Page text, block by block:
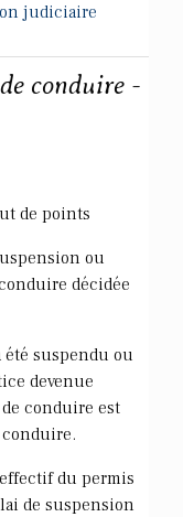
judiciaire
conduire -
de points
ou
décidée
suspendu ou
devenue
conduire est
du permis
de suspension